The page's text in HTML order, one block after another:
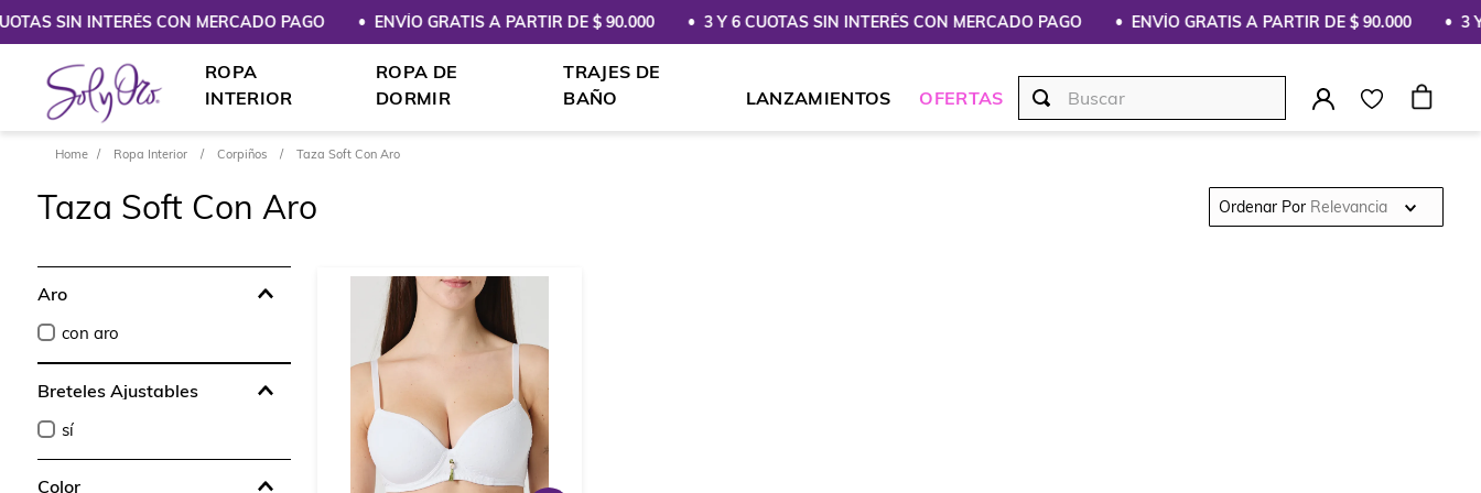
SIN INTERÉS CON MERCADO PAGO ENVÍO GRATIS A PARTIR DE $ 90.000 3 Y 6 CUOTAS SIN INTERÉS CON MERCADO PAGO ENVÍO GRATIS A PARTIR DE $ 90.000 3 Y
ROPA
INTERIOR
ROPA DE
DORMIR
TRAJES DE
BAÑO
LANZAMIENTOS OFERTAS
Buscar
Ropa Interior Corpiños Taza Soft Con Aro
Taza Soft Con Aro Ordenar Por Relevancia
Aro
con aro
Breteles Ajustables
sí
Color